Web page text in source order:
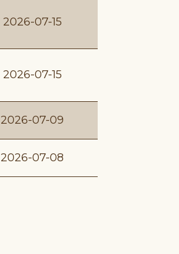
2026-07-15
2026-07-15
2026-07-09
2026-07-08